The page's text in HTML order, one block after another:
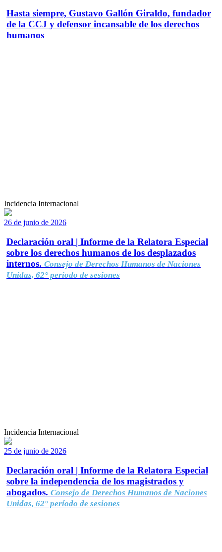
Hasta siempre, Gustavo Gallón Giraldo, fundador
de la CCJ y defensor incansable de los derechos
humanos
Incidencia Internacional
26 de junio de 2026
Declaración oral | Informe de la Relatora Especial
sobre los derechos humanos de los desplazados
internos. Consejo de Derechos Humanos de Naciones
Unidas, 62° período de sesiones
Incidencia Internacional
25 de junio de 2026
Declaración oral | Informe de la Relatora Especial
sobre la independencia de los magistrados y
abogados. Consejo de Derechos Humanos de Naciones
Unidas, 62° período de sesiones